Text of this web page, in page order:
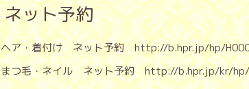
ネット予約
ヘア・着付け ネット予約http://b.hpr.jp/hp/
まつ毛・ネイル ネット予約http://b.hpr.jp/kr/